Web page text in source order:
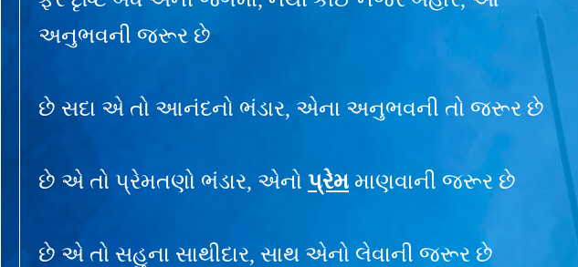
અનુભવની જરૂર છે
છે સદા એ તો આનંદનો ભંડાર, એના અનુભવની તો જરૂર છે
છે એ તો પ્રેમતણો ભંડાર, એનો પ્રેમ માણવાની જરૂર છે
છે એ તો સહુના સાથીદાર, સાથ એનો લેવાની જરૂર છે